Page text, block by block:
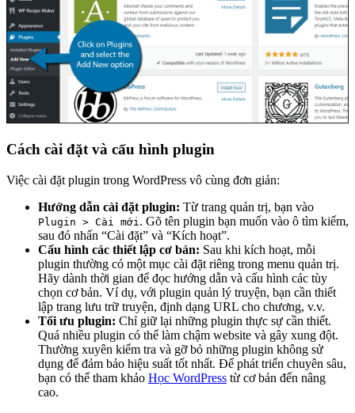
Cách cài đặt và cấu hình plugin
Việc cài đặt plugin trong WordPress vô cùng đơn giản:
Hướng dẫn cài đặt plugin: Từ trang quản trị, bạn vào
Plugin > Cài mới. Gõ tên plugin bạn muốn vào ô tìm kiếm,
sau đó nhấn “Cài đặt” và “Kích hoạt”.
Cấu hình các thiết lập cơ bản: Sau khi kích hoạt, mỗi
plugin thường có một mục cài đặt riêng trong menu quản trị.
Hãy dành thời gian để đọc hướng dẫn và cấu hình các tùy
chọn cơ bản. Ví dụ, với plugin quản lý truyện, bạn cần thiết
lập trang lưu trữ truyện, định dạng URL cho chương, v.v.
Tối ưu plugin: Chỉ giữ lại những plugin thực sự cần thiết.
Quá nhiều plugin có thể làm chậm website và gây xung đột.
Thường xuyên kiểm tra và gỡ bỏ những plugin không sử
dụng để đảm bảo hiệu suất tốt nhất. Để phát triển chuyên sâu,
bạn có thể tham khảo Học WordPress từ cơ bản đến nâng
cao.